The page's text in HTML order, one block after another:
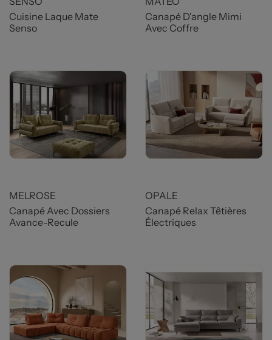
Cuisine Laque Mate
Senso
Canapé D'angle Mimi
Avec Coffre
MELROSE
Canapé Avec Dossiers
Avance-Recule
OPALE
Canapé Relax Têtières
Électriques